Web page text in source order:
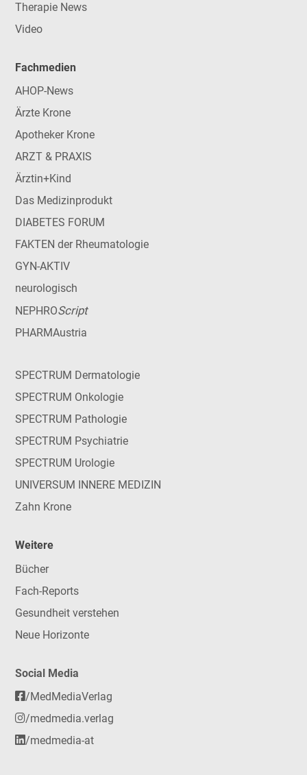
Therapie News
Video
Fachmedien
AHOP-News
Ärzte Krone
Apotheker Krone
ARZT & PRAXIS
Ärztin+Kind
Das Medizinprodukt
DIABETES FORUM
FAKTEN der Rheumatologie
GYN-AKTIV
neurologisch
NEPHROScript
PHARMAustria
SPECTRUM Dermatologie
SPECTRUM Onkologie
SPECTRUM Pathologie
SPECTRUM Psychiatrie
SPECTRUM Urologie
UNIVERSUM INNERE MEDIZIN
Zahn Krone
Weitere
Bücher
Fach-Reports
Gesundheit verstehen
Neue Horizonte
Social Media
/MedMediaVerlag
/medmedia.verlag
/medmedia-at